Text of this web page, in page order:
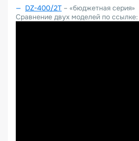
DZ-400/2T – «бюджетная серия»
Сравнение двух моделей по ссылке: